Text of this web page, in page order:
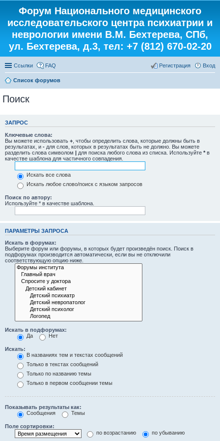
Форум Национального медицинского
исследовательского центра психиатрии и
неврологии имени В.М. Бехтерева, СПб,
ул. Бехтерева, д.3, тел: +7 (812) 670-02-20
Ссылки FAQ Вход
Регистрация
Список форумов
Поиск
ЗАПРОС
Ключевые слова:
Вы можете использовать + , чтобы определить слова, которые должны быть в
результатах, и - для слов, которых в результатах быть не должно. Вы можете
разделить слова символом | для поиска любого слова из списка. Используйте * в
качестве шаблона для частичного совпадения.
Искать все слова
Искать любое слово/поиск с языком запросов
Поиск по автору:
Используйте * в качестве шаблона.
ПАРАМЕТРЫ ЗАПРОСА
Искать в форумах:
Выберите форум или форумы, в которых будет произведён поиск. Поиск в
подфорумах производится автоматически, если вы не отключили
соответствующую опцию ниже.
Искать в подфорумах:
Да
Нет
Искать:
В названиях тем и текстах сообщений
Только в текстах сообщений
Только по названию темы
Только в первом сообщении темы
Показывать результаты как:
Сообщения
Темы
Поле сортировки:
по возрастанию
по убыванию